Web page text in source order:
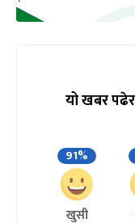
यो खबर
91%
खुसी